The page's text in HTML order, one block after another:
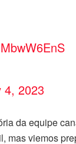
4, 2023
da equipe
mas viemos